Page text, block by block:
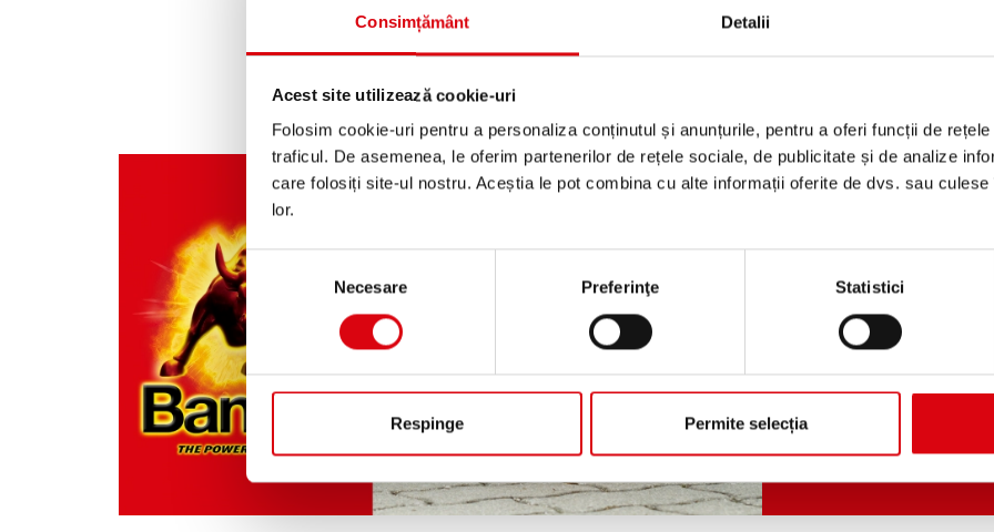
Consimțământ Detalii
Acest site utilizează cookie-uri
Folosim cookie-uri pentru a personaliza conținutul și anunțurile, pentru a oferi funcții de
traficul. De asemenea, le oferim partenerilor de rețele sociale, de publicitate și de analize
care folosiți site-ul nostru. Aceștia le pot combina cu alte informații oferite de dvs. sau
lor.
Selecția
consimțământului
Necesare Preferinţe Statistici
Respinge Permite selecția